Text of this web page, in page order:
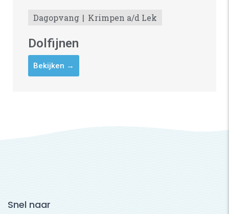
Dagopvang Krimpen a/d Lek
Dolfijnen
Bekijken →
Snel naar